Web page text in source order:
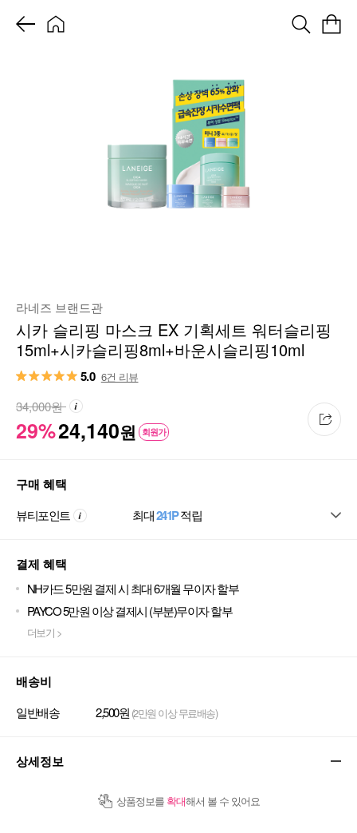
라네즈 브랜드관
시카 슬리핑 마스크 EX 기획세트 워터슬리핑
15ml+시카슬리핑8ml+바운시슬리핑10ml
5.0 6건 리뷰
29%24,140원 회원가
34,000원
구매 혜택
뷰티포인트 최대241P적립
결제 혜택
NH카드 5만원 결제 시 최대 6개월 무이자 할부
PAYCO 5만원 이상 결제시 (부분)무이자 할부
더보기 >
배송비
일반배송 2,500원 (2만원 이상 무료배송)
상세정보
상품정보를 확대해서 볼 수 있어요